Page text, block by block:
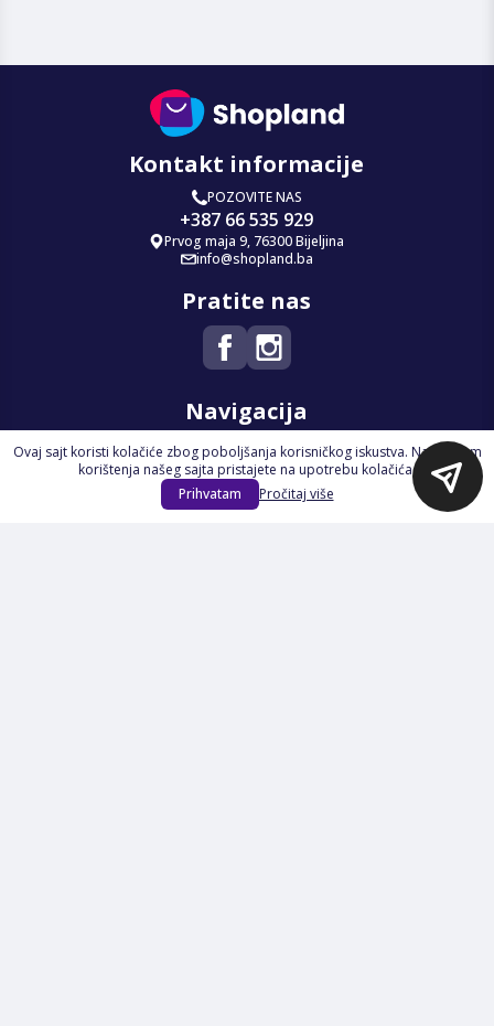
Kontakt informacije
POZOVITE NAS
+387 66 535 929
Prvog maja 9, 76300 Bijeljina
info@shopland.ba
Pratite nas
Navigacija
Početna
Na Akciji
Izdvajamo
Ovaj sajt koristi kolačiće zbog poboljšanja korisničkog iskustva. Nastavkom
korištenja našeg sajta pristajete na upotrebu kolačića.
Prihvatam
Pročitaj više